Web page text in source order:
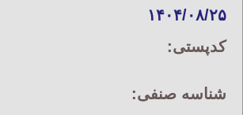
۱۴۰۴/۰۸/۲۵
کدپستی:
شناسه صنفی: